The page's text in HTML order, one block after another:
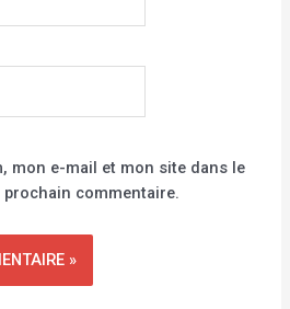
mon e-mail et mon site dans le
commentaire.